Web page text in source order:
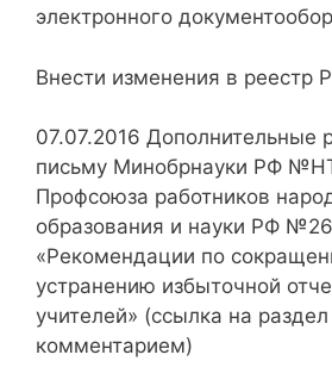
электронного
Внести изменения в реестр
07.07.2016 Дополнительные
письму Минобрнауки РФ
Профсоюза работников
образования и науки РФ
«Рекомендации по
устранению избыточной
учителей» (ссылка на
комментарием)